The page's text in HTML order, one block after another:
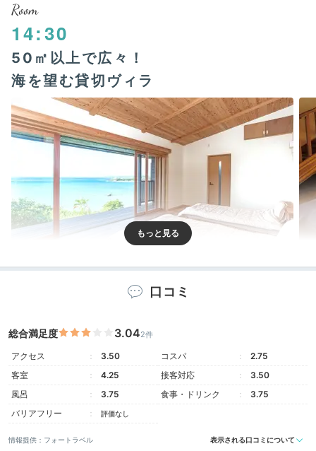
Room
14:30
50㎡以上で広々！
海を望む貸切ヴィラ
A棟 ハンタヌイー C棟
全3棟のヴィラは、平屋と2階建ての2種類。全て50㎡
海を望めます！
窓際で潮風に当たったり、2台並んだセ
ミダブルベッドで寛いだり…贅沢な時を過ごして。
karikari_1120
「A棟 ハンタヌイー」という貸切ヴィラに宿泊。大きな
口コミ
総合満足度 3.042件
アクセス 3.50 コスパ
2.75
客室
4.25 接客対応
3.50
風呂
3.75 食事・ドリンク
3.75
バリアフリー
評価なし
情報提供：フォートラベル 表示される口コミについて